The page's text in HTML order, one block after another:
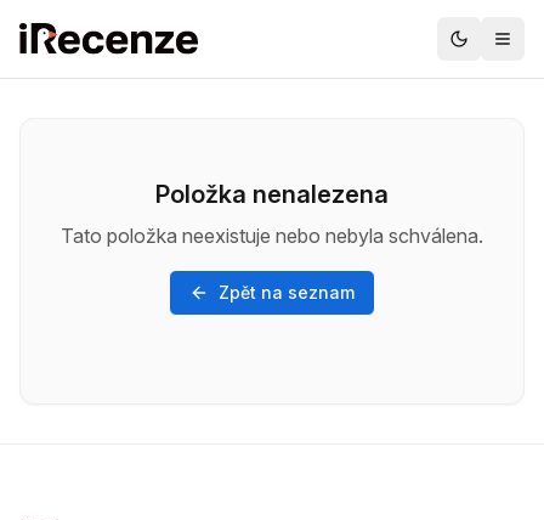
Položka nenalezena
Tato položka neexistuje nebo nebyla schválena.
Zpět na seznam